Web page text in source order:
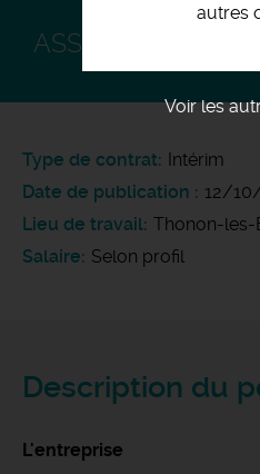
autres
Voir les
ASSISTANT
Type de contrat Intérim
Date de publication
12/
Lieu de travail Thonon-les-
Salaire Selon profil
Description du
L'entreprise